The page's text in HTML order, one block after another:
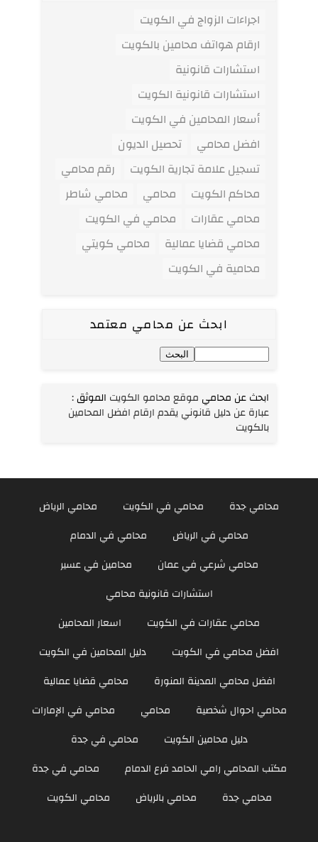
اجراءات الزواج في الكويت
ارقام هواتف محامين بالكويت
استشارات قانونية
استشارات قانونية الكويت
أسعار المحامين في الكويت
افضل محامي
تحصيل الديون
تسجيل علامة تجارية الكويت
رقم محامي
محاكم الكويت
محامي
محامي شاطر
محامي عقارات
محامي في الكويت
محامي قضايا عمالية
محامي كويتي
محامية في الكويت
ابحث عن محامي معتمد
ابحث عن محامي موقع محامو الكويت الموثق:
عبارة عن دليل قانوني يقدم ارقام افضل المحامين
بالكويت
محامي جدة محامي في الكويت
محامي الرياض
محامي في الرياض
محامي في الدمام
محامي شرعي في عمان
محامين في عسير
استشارات قانونية محامي
محامي عقارات في الكويت
اسعار المحامين
افضل محامي في الكويت
دليل المحامين في الكويت
افضل محامي المدينة المنورة
محامي قضايا عمالية
محامي احوال شخصية
محامي
محامي في الإمارات
دليل محامين الكويت
محامي في جدة
مكتب المحامي رامي الحامد فرع الدمام
محامي في جدة
محامي جدة
محامي بالرياض محامي الكويت